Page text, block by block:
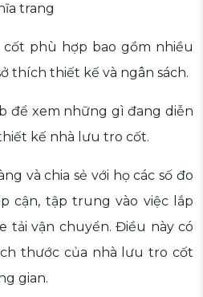
trang
phù hợp bao gồm nhiều
thích thiết kế và ngân sách.
để xem những gì đang diễn
kế nhà lưu tro cốt.
và chia sẻ với họ các số đo
cận, tập trung vào việc lắp
tải vận chuyển. Điều này có
thước của nhà lưu tro cốt
gian.